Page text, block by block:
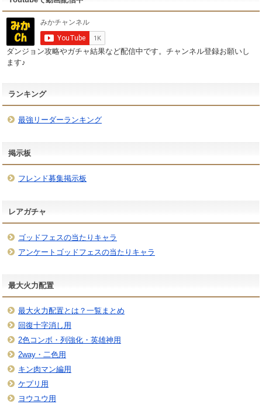
ダンジョン攻略やガチャ結果など配信中です。チャンネル登録お願いし
ます♪
ランキング
最強リーダーランキング
掲示板
フレンド募集掲示板
レアガチャ
ゴッドフェスの当たりキャラ
アンケートゴッドフェスの当たりキャラ
最大火力配置
最大火力配置とは？一覧まとめ
回復十字消し用
2色コンボ・列強化・英雄神用
2way・二色用
キン肉マン編用
ケプリ用
ヨウユウ用